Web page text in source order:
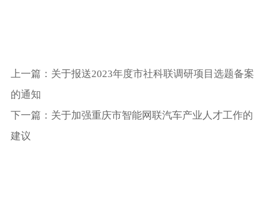
上一篇：关于报送2023年度市社科联调研项目选题备案
的通知
下一篇：关于加强重庆市智能网联汽车产业人才工作的
建议